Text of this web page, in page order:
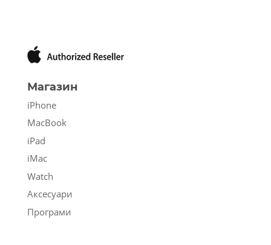
Магазин
iPhone
MacBook
iPad
iMac
Watch
Аксесуари
Програми